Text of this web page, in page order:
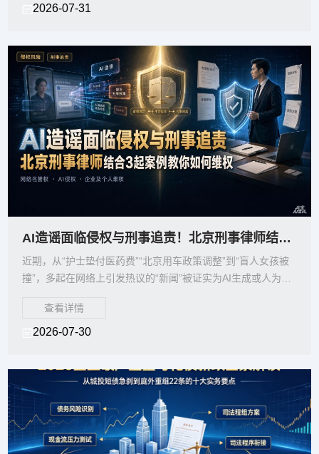
2026-07-31
AI造谣面临侵权与刑事追责！北京刑事律师结合3起案例教你4步维权
近期，从“护士垫付医药费”“北京用车政策调整”到“盲人女孩被
撞”，多起在网络上引发热议的“新闻”被证实为AI生成或人为摆
查看详情
2026-07-30